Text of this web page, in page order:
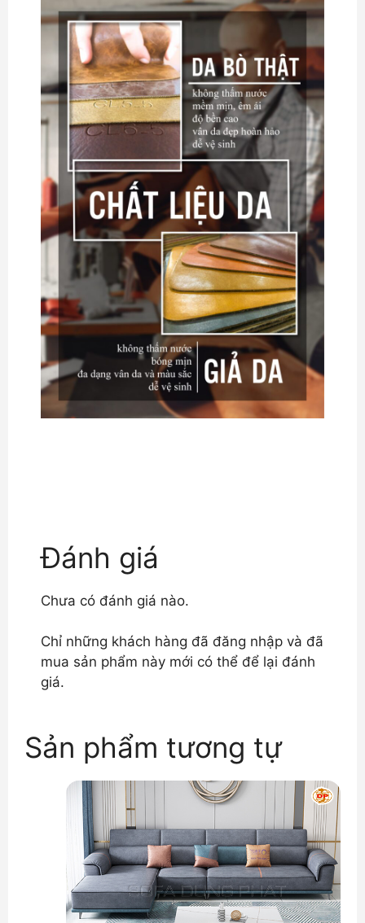
Đánh giá
Chưa có đánh giá nào.
Chỉ những khách hàng đã đăng nhập và đã
mua sản phẩm này mới có thể để lại đánh
giá.
Sản phẩm tương tự